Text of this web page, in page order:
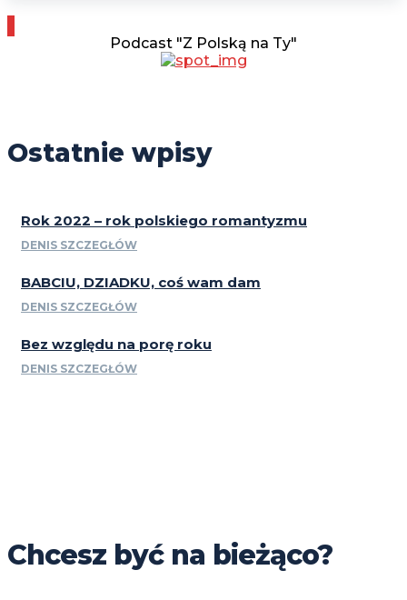
Podcast "Z Polską na Ty"
Ostatnie wpisy
Rok 2022 – rok polskiego romantyzmu
DENIS SZCZEGŁÓW
BABCIU, DZIADKU, coś wam dam
DENIS SZCZEGŁÓW
Bez względu na porę roku
DENIS SZCZEGŁÓW
Chcesz być na bieżąco?